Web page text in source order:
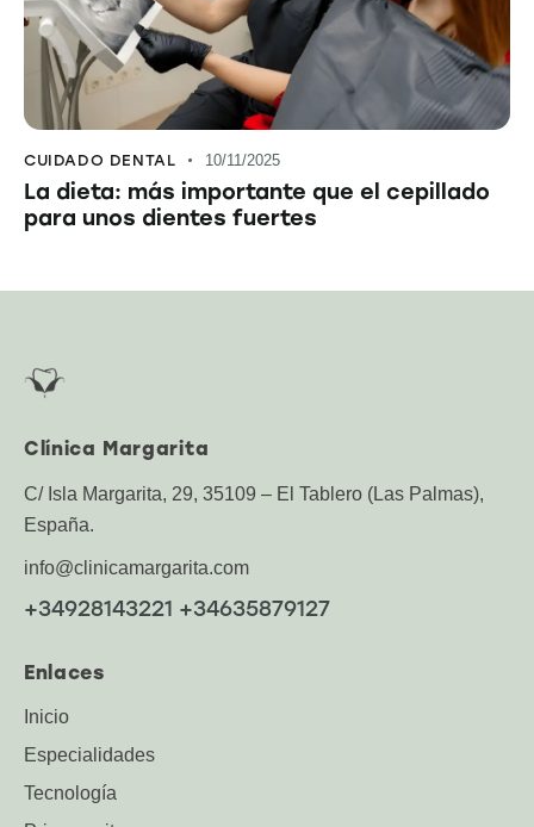
CUIDADO DENTAL 10/11/2025
La dieta: más importante que el cepillado
para unos dientes fuertes
Clínica Margarita
C/ Isla Margarita, 29, 35109 – El Tablero (Las Palmas),
España.
info@clinicamargarita.com
+34928143221 +34635879127
Enlaces
Inicio
Especialidades
Tecnología